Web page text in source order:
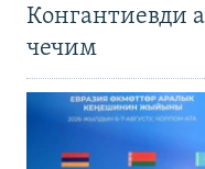
Конгантиевди
чечим